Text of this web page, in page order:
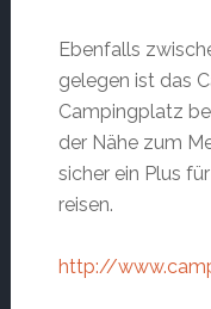
Ebenfalls
gelegen ist das
Campingplatz
der Nähe zum
sicher ein Plus
reisen.
http://